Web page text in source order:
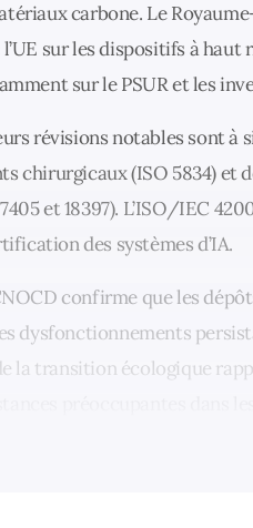
carbone. Le
sur les dispositifs à haut
sur le PSUR et les
révisions notables sont à
chirurgicaux (ISO 5834) et
et 18397). L’ISO/IEC
des systèmes d’IA.
confirme que les
dysfonctionnements
la transition écologique